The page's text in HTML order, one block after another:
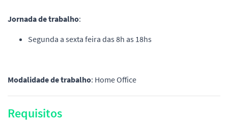
Jornada de trabalho:
Segunda a sexta feira das 8h as 18hs
Modalidade de trabalho: Home Office
Requisitos